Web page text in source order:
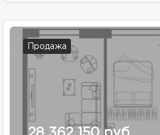
Продажа